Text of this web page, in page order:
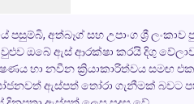
අත්බෑග් සහ උපාංග ශ්‍රී ලංකාව
ඔබේ ඇස් ආරක්ෂා කරයි දිගු
හා නවීන ක්‍රියාකාරිත්වය සමඟ එකට
ඇස්පත් තෝරා ගැනීමක් බවට